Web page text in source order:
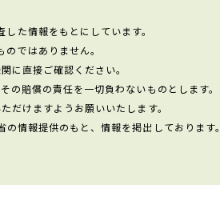
た情報をもとにしています。
ではありません。
に直接ご確認ください。
賠償の責任を一切負わないものとします。
だけますようお願いいたします。
情報提供のもと、情報を掲出しております。